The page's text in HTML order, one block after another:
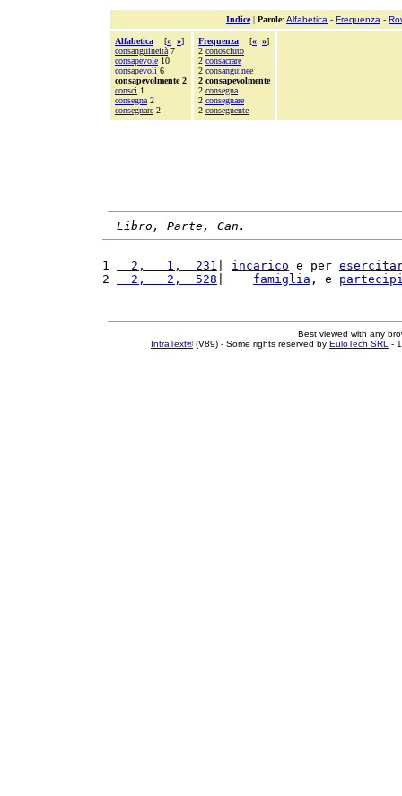
Indice| Parole: Alfabetica - Frequenza -
Alfabetica [« »]
consanguineità 7
consapevole 10
consapevoli 6
consapevolmente 2
consci 1
consegna 2
consegnare 2
Frequenza [« »]
2 conosciuto
2 consacrare
2 consanguinee
2 consapevolmente
2 consegna
2 consegnare
2 conseguente
Libro, Parte, Can.
1
  2,   1,  231
incarico e per
2
  2,   2,  528
famiglia , e
Best viewed with any
IntraText®(V89) - Some rights reserved by EuloTech SRL -